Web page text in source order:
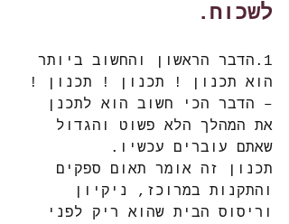
לשכוח.
1.הדבר הראשון והחשוב ביותר
הוא תכנון ! תכנון ! תכנון !
– הדבר הכי חשוב הוא לתכנן
את המהלך הלא פשוט והגדול
שאתם עוברים עכשיו.
תכנון זה אומר תאום ספקים
והתקנות במרוכז, ניקיון
וריסוס הבית שהוא ריק לפני